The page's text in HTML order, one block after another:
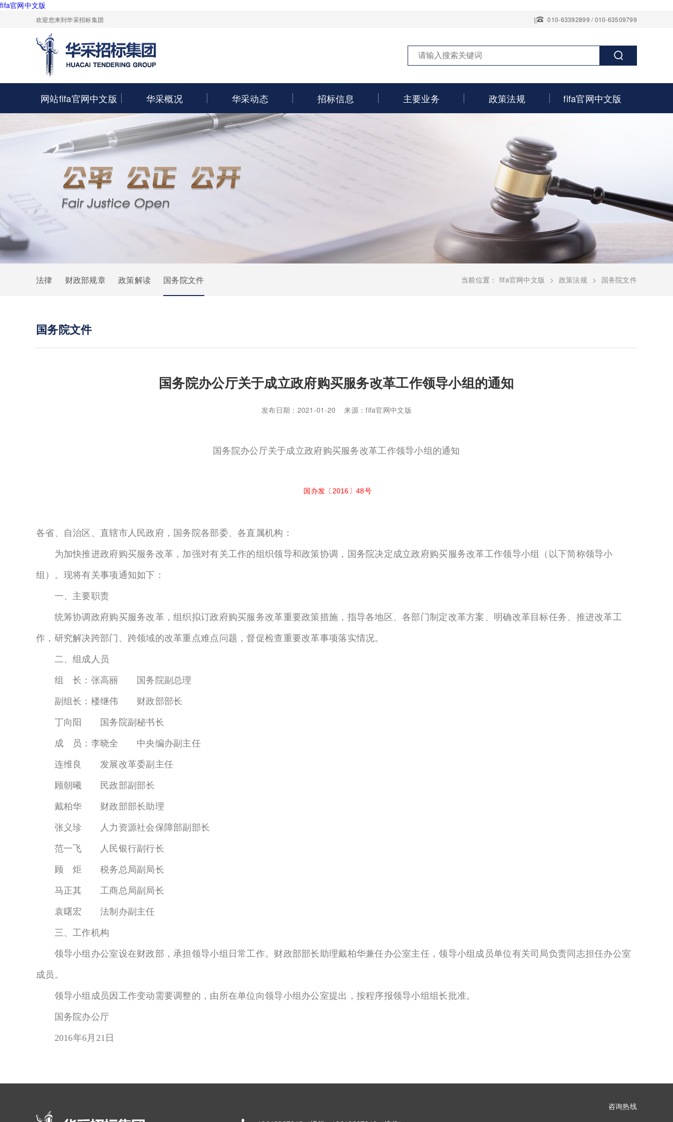
fifa官网中文版
欢迎您来到华采招标集团 || 010-63392899 / 010-63509799
网站fifa官网中文版 华采概况 华采动态 招标信息 主要业务 政策法规 fifa官网中文版
法律 财政部规章 政策解读 国务院文件 当前位置： fifa官网中文版 政策法规 国务院文件
国务院文件
国务院办公厅关于成立政府购买服务改革工作领导小组的通知
发布日期：2021-01-20 来源：fifa官网中文版
国务院办公厅关于成立政府购买服务改革工作领导小组的通知
国办发〔2016〕48号
各省、自治区、直辖市人民政府，国务院各部委、各直属机构：
为加快推进政府购买服务改革，加强对有关工作的组织领导和政策协调，国务院决定成立政府购买服务改革工作领导小组（以下简称领导小
组）。现将有关事项通知如下：
一、主要职责
统筹协调政府购买服务改革，组织拟订政府购买服务改革重要政策措施，指导各地区、各部门制定改革方案、明确改革目标任务、推进改革工
作，研究解决跨部门、跨领域的改革重点难点问题，督促检查重要改革事项落实情况。
二、组成人员
组 长：张高丽 国务院副总理
副组长：楼继伟 财政部部长
丁向阳 国务院副秘书长
成 员：李晓全 中央编办副主任
连维良 发展改革委副主任
顾朝曦 民政部副部长
戴柏华 财政部部长助理
张义珍 人力资源社会保障部副部长
范一飞 人民银行副行长
顾 炬 税务总局副局长
马正其 工商总局副局长
袁曙宏 法制办副主任
三、工作机构
领导小组办公室设在财政部，承担领导小组日常工作。财政部部长助理戴柏华兼任办公室主任，领导小组成员单位有关司局负责同志担任办公室
成员。
领导小组成员因工作变动需要调整的，由所在单位向领导小组办公室提出，按程序报领导小组组长批准。
国务院办公厅
2016年6月21日
咨询热线